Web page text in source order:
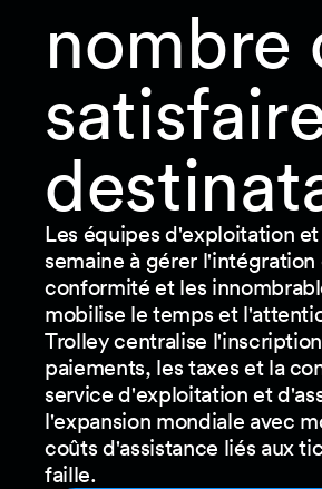
nombre
Les équipes d'exploitation
semaine à gérer
conformité et les
mobilise le temps et
Trolley centralise
paiements, les taxes et la
service d'exploitation et
l'expansion mondiale avec
coûts d'assistance liés aux
faille.